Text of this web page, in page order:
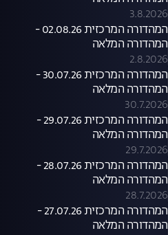
3.8.2026
המהדורה המרכזית 02.08.26 -
המהדורה המלאה
2.8.2026
המהדורה המרכזית 30.07.26 -
המהדורה המלאה
30.7.2026
המהדורה המרכזית 29.07.26 -
המהדורה המלאה
29.7.2026
המהדורה המרכזית 28.07.26 -
המהדורה המלאה
28.7.2026
המהדורה המרכזית 27.07.26 -
המהדורה המלאה